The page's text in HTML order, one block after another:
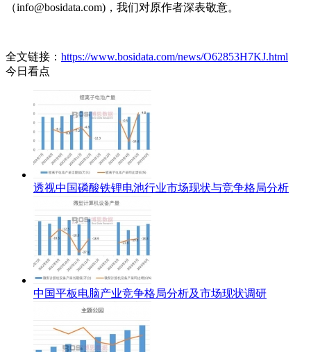
（info@bosidata.com)，我们对原作者深表敬意。
全文链接： https://www.bosidata.com/news/O62853H7KJ.html
今日看点
透视中国磷酸铁锂电池行业市场现状与竞争格局分析
中国平板电脑产业竞争格局分析及市场现状调研